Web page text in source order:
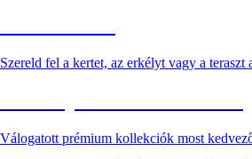
Szereld fel a kertet, az erkélyt vagy a teraszt
Válogatott prémium kollekciók most